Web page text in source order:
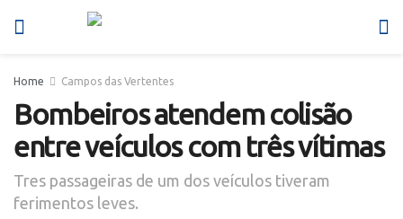
Home Campos das Vertentes
Bombeiros atendem colisão
entre veículos com três vítimas
Tres passageiras de um dos veículos tiveram
ferimentos leves.